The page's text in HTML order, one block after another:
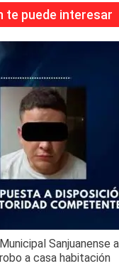
te puede interesar
Sanjuanense
a casa habitación